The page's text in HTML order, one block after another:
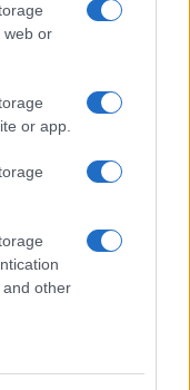
web or
or app.
other
due cifre per greggio